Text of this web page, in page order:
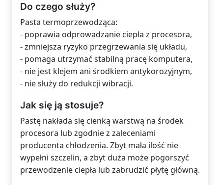
Do czego służy?
Pasta termoprzewodząca:
- poprawia odprowadzanie ciepła z procesora,
- zmniejsza ryzyko przegrzewania się układu,
- pomaga utrzymać stabilną pracę komputera,
- nie jest klejem ani środkiem antykorozyjnym,
- nie służy do redukcji wibracji.
Jak się ją stosuje?
Pastę nakłada się cienką warstwą na środek
procesora lub zgodnie z zaleceniami
producenta chłodzenia. Zbyt mała ilość nie
wypełni szczelin, a zbyt duża może pogorszyć
przewodzenie ciepła lub zabrudzić płytę główną.